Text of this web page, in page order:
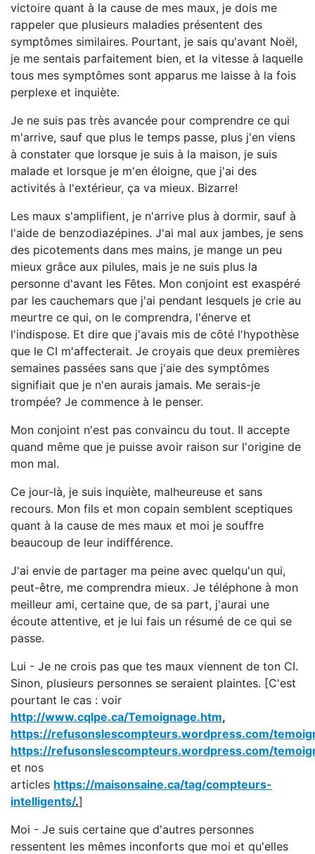
victoire quant à la cause de mes maux, je dois me
rappeler que plusieurs maladies présentent des
symptômes similaires. Pourtant, je sais qu'avant Noël,
je me sentais parfaitement bien, et la vitesse à laquelle
tous mes symptômes sont apparus me laisse à la fois
perplexe et inquiète.
Je ne suis pas très avancée pour comprendre ce qui
m'arrive, sauf que plus le temps passe, plus j'en viens
à constater que lorsque je suis à la maison, je suis
malade et lorsque je m'en éloigne, que j'ai des
activités à l'extérieur, ça va mieux. Bizarre!
Les maux s'amplifient, je n'arrive plus à dormir, sauf à
l'aide de benzodiazépines. J'ai mal aux jambes, je sens
des picotements dans mes mains, je mange un peu
mieux grâce aux pilules, mais je ne suis plus la
personne d'avant les Fêtes. Mon conjoint est exaspéré
par les cauchemars que j'ai pendant lesquels je crie au
meurtre ce qui, on le comprendra, l'énerve et
l'indispose. Et dire que j'avais mis de côté l'hypothèse
que le CI m'affecterait. Je croyais que deux premières
semaines passées sans que j'aie des symptômes
signifiait que je n'en aurais jamais. Me serais-je
trompée? Je commence à le penser.
Mon conjoint n'est pas convaincu du tout. Il accepte
quand même que je puisse avoir raison sur l'origine de
mon mal.
Ce jour-là, je suis inquiète, malheureuse et sans
recours. Mon fils et mon copain semblent sceptiques
quant à la cause de mes maux et moi je souffre
beaucoup de leur indifférence.
J'ai envie de partager ma peine avec quelqu'un qui,
peut-être, me comprendra mieux. Je téléphone à mon
meilleur ami, certaine que, de sa part, j'aurai une
écoute attentive, et je lui fais un résumé de ce qui se
passe.
Lui - Je ne crois pas que tes maux viennent de ton CI.
Sinon, plusieurs personnes se seraient plaintes. [C'est
pourtant le cas : voir
http://www.cqlpe.ca/Temoignage.htm,
https://refusonslescompteurs.wordpress.com/
https://refusonslescompteurs.wordpress.com/
et nos
articles https://maisonsaine.ca/tag/compteurs-
intelligents/.]
Moi - Je suis certaine que d'autres personnes
ressentent les mêmes inconforts que moi et qu'elles